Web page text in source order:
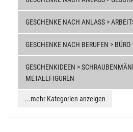
GESCHENKE NACH ANLASS >
GESCHENKE NACH BERUFEN > BÜRO
GESCHENKIDEEN >
METALLFIGUREN
...mehr Kategorien anzeigen